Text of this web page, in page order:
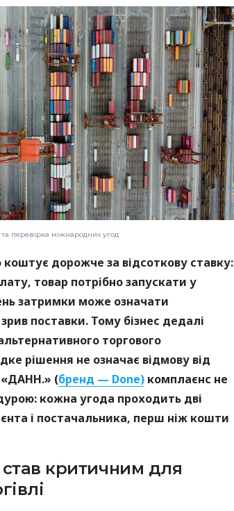
перевірка міжнародних угод
дорожче за відсоткову ставку:
товар потрібно запускати у
затримки може означати
поставки. Тому бізнес дедалі
торгового
рішення не означає відмову від
«ДАНН.» (бренд — Done) комплаєнс не
кожна угода проходить дві
і постачальника, перш ніж кошти
критичним для